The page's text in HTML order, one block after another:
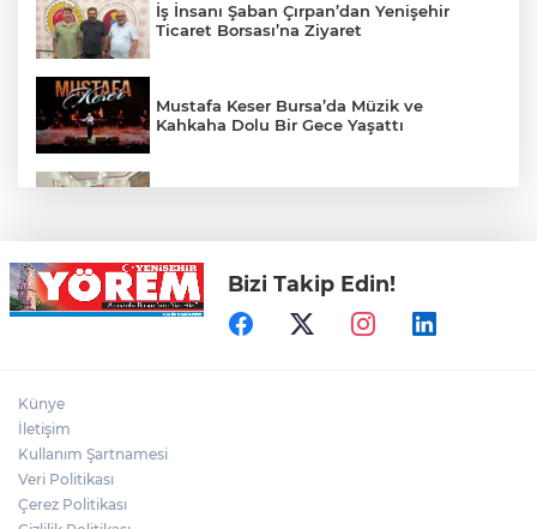
İş İnsanı Şaban Çırpan’dan Yenişehir
Ticaret Borsası’na Ziyaret
Mustafa Keser Bursa’da Müzik ve
Kahkaha Dolu Bir Gece Yaşattı
YTSO’dan Yenişehir Şoförler ve
Otomobilciler Odası’na Ziyaret
Bizi Takip Edin!
Künye
İletişim
Kullanım Şartnamesi
Veri Politikası
Çerez Politikası